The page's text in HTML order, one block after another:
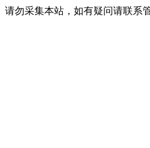
请勿采集本站，如有疑问请联系